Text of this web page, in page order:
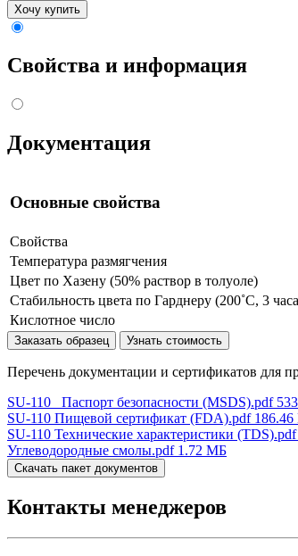
Хочу купить
Свойства и информация
Документация
Основные свойства
Свойства
Температура размягчения
Цвет по Хазену (50% раствор в толуоле)
Стабильность цвета по Гарднеру (200˚С, 3
Кислотное число
Заказать образец Узнать стоимость
Перечень документации и сертификатов для
SU-110 _Паспорт безопасности (MSDS).pdf
SU-110 Пищевой сертификат (FDA).pdf
SU-110 Технические характеристики (TDS).pdf
Углеводородные смолы.pdf 1.72 МБ
Скачать пакет документов
Контакты менеджеров